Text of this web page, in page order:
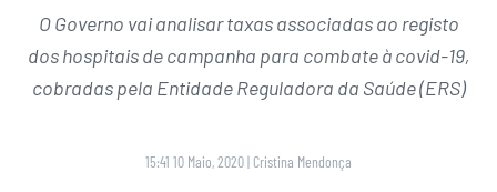
O Governo vai analisar taxas associadas ao registo
dos hospitais de campanha para combate à covid-19,
cobradas pela Entidade Reguladora da Saúde (ERS)
15:41 10 Maio, 2020| Cristina Mendonça